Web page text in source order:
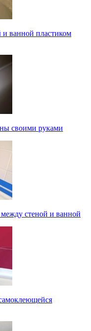
и ванной пластиком
своими руками
стеной и ванной